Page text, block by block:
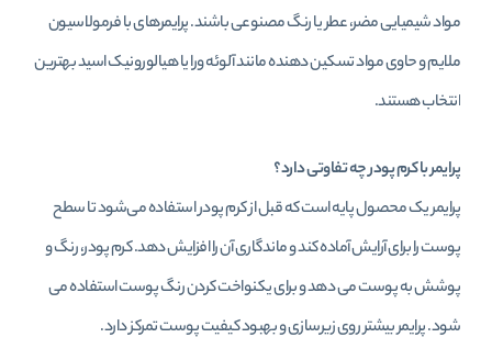
مواد شیمیایی مضر، عطر یا رنگ مصنوعی باشند. پرایمرهای با فرمولاسیون
ملایم و حاوی مواد تسکین‌ دهنده مانند آلوئه‌ ورا یا هیالورونیک‌ اسید بهترین
انتخاب هستند.
پرایمر با کرم‌ پودر چه تفاوتی دارد؟
پرایمر یک محصول پایه است که قبل از کرم‌ پودر استفاده می‌شود تا سطح
پوست را برای آرایش آماده کند و ماندگاری آن را افزایش دهد. کرم‌ پودر، رنگ و
پوشش به پوست می‌ دهد و برای یکنواخت کردن رنگ پوست استفاده می‌
شود. پرایمر بیشتر روی زیرسازی و بهبود کیفیت پوست تمرکز دارد.